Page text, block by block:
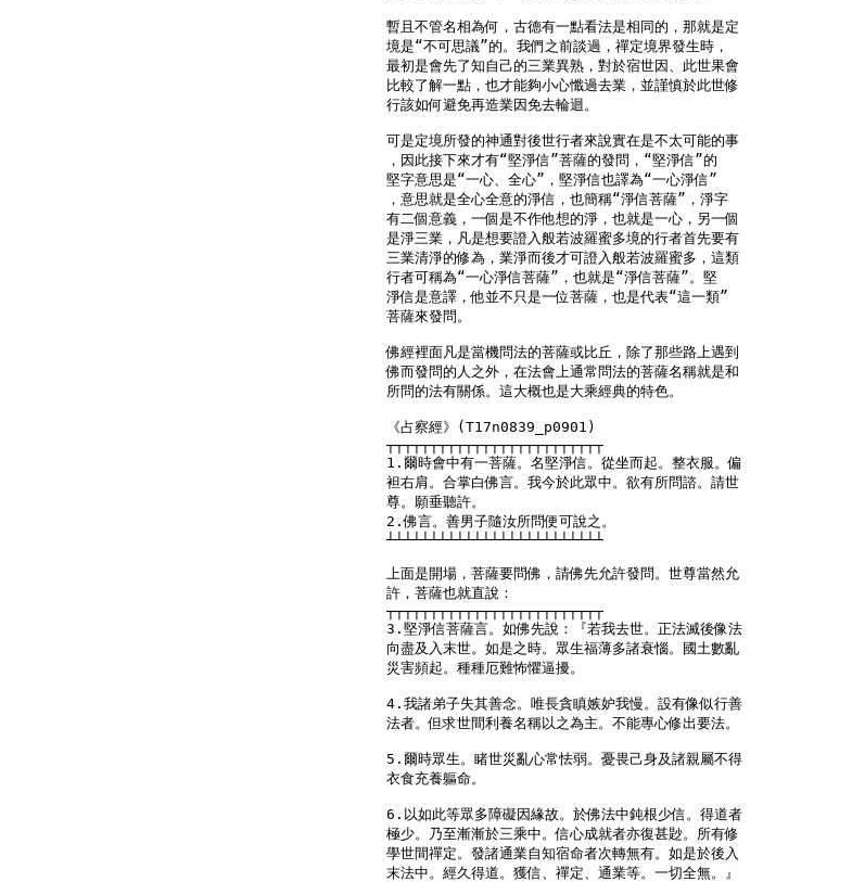
暫且不管名相為何，古德有一點看法是相同的，那就是定
境是“不可思議”的。我們之前談過，禪定境界發生時，
最初是會先了知自己的三業異熟，對於宿世因、此世果會
比較了解一點，也才能夠小心懺過去業，並謹慎於此世修
行該如何避免再造業因免去輪迴。
可是定境所發的神通對後世行者來說實在是不太可能的事
，因此接下來才有“堅淨信”菩薩的發問，“堅淨信”的
堅字意思是“一心、全心”，堅淨信也譯為“一心淨信”
，意思就是全心全意的淨信，也簡稱“淨信菩薩”，淨字
有二個意義，一個是不作他想的淨，也就是一心，另一個
是淨三業，凡是想要證入般若波羅蜜多境的行者首先要有
三業清淨的修為，業淨而後才可證入般若波羅蜜多，這類
行者可稱為“一心淨信菩薩”，也就是“淨信菩薩”。堅
淨信是意譯，他並不只是一位菩薩，也是代表“這一類”
菩薩來發問。
佛經裡面凡是當機問法的菩薩或比丘，除了那些路上遇到
佛而發問的人之外，在法會上通常問法的菩薩名稱就是和
所問的法有關係。這大概也是大乘經典的特色。
《占察經》(T17n0839_p0901)
┬┬┬┬┬┬┬┬┬┬┬┬┬┬┬┬┬┬┬┬┬┬┬┬┬
1.爾時會中有一菩薩。名堅淨信。從坐而起。整衣服。偏
袒右肩。合掌白佛言。我今於此眾中。欲有所問諮。請世
尊。願垂聽許。
2.佛言。善男子隨汝所問便可說之。
┴┴┴┴┴┴┴┴┴┴┴┴┴┴┴┴┴┴┴┴┴┴┴┴┴
上面是開場，菩薩要問佛，請佛先允許發問。世尊當然允
許，菩薩也就直說：
┬┬┬┬┬┬┬┬┬┬┬┬┬┬┬┬┬┬┬┬┬┬┬┬┬
3.堅淨信菩薩言。如佛先說：『若我去世。正法滅後像法
向盡及入末世。如是之時。眾生福薄多諸衰惱。國土數亂
災害頻起。種種厄難怖懼逼擾。
4.我諸弟子失其善念。唯長貪瞋嫉妒我慢。設有像似行善
法者。但求世間利養名稱以之為主。不能專心修出要法。
5.爾時眾生。睹世災亂心常怯弱。憂畏己身及諸親屬不得
衣食充養軀命。
6.以如此等眾多障礙因緣故。於佛法中鈍根少信。得道者
極少。乃至漸漸於三乘中。信心成就者亦復甚尟。所有修
學世間禪定。發諸通業自知宿命者次轉無有。如是於後入
末法中。經久得道。獲信、禪定、通業等。一切全無。』